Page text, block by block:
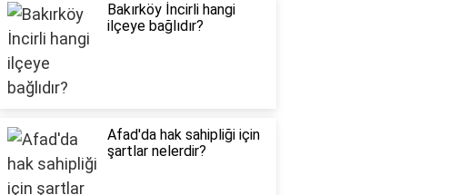
Bakırköy İncirli hangi
ilçeye bağlıdır?
Afad'da hak sahipliği için
şartlar nelerdir?